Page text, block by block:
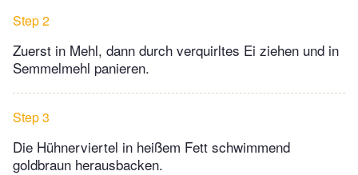
Step 2
Zuerst in Mehl, dann durch verquirltes Ei ziehen und in
Semmelmehl panieren.
Step 3
Die Hühnerviertel in heißem Fett schwimmend
goldbraun herausbacken.